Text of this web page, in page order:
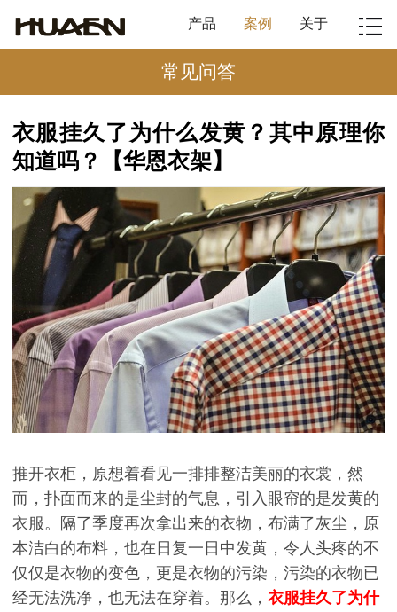
产品 案例 关于
常见问答
衣服挂久了为什么发黄？其中原理你
知道吗？【华恩衣架】
推开衣柜，原想着看见一排排整洁美丽的衣裳，然
而，扑面而来的是尘封的气息，引入眼帘的是发黄的
衣服。隔了季度再次拿出来的衣物，布满了灰尘，原
本洁白的布料，也在日复一日中发黄，令人头疼的不
仅仅是衣物的变色，更是衣物的污染，污染的衣物已
经无法洗净，也无法在穿着。那么， 衣服挂久了为什